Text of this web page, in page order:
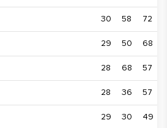
30 58 72
29 50 68
28 68 57
28 36 57
29 30 49